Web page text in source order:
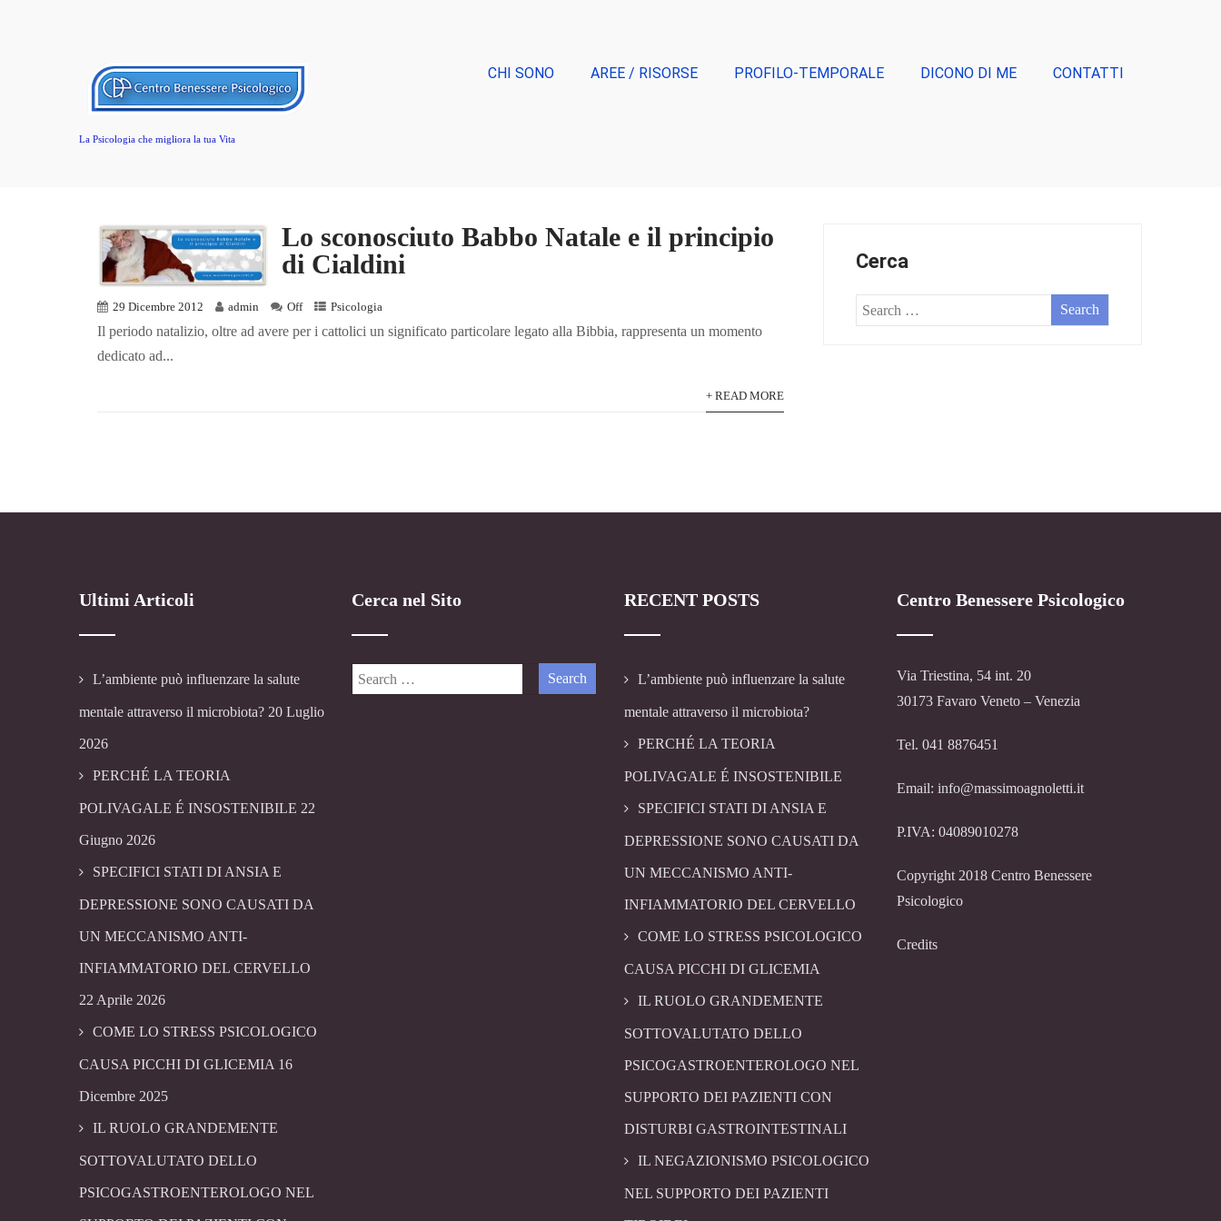
La Psicologia che migliora la tua Vita
CHI SONO AREE / RISORSE PROFILO-TEMPORALE DICONO DI ME CONTATTI
Lo sconosciuto Babbo Natale e il principio
di Cialdini
29 Dicembre 2012 admin Off Psicologia
Il periodo natalizio, oltre ad avere per i cattolici un significato particolare legato alla Bibbia, rappresenta un momento
dedicato ad...
+ READ MORE
Cerca
Ultimi Articoli
L’ambiente può influenzare la salute
mentale attraverso il microbiota? 20 Luglio
2026
PERCHÉ LA TEORIA
POLIVAGALE É INSOSTENIBILE 22
Giugno 2026
SPECIFICI STATI DI ANSIA E
DEPRESSIONE SONO CAUSATI DA
UN MECCANISMO ANTI-
INFIAMMATORIO DEL CERVELLO
22 Aprile 2026
COME LO STRESS PSICOLOGICO
CAUSA PICCHI DI GLICEMIA 16
Dicembre 2025
IL RUOLO GRANDEMENTE
SOTTOVALUTATO DELLO
PSICOGASTROENTEROLOGO NEL
Cerca nel Sito RECENT POSTS
L’ambiente può influenzare la salute
mentale attraverso il microbiota?
PERCHÉ LA TEORIA
POLIVAGALE É INSOSTENIBILE
SPECIFICI STATI DI ANSIA E
DEPRESSIONE SONO CAUSATI DA
UN MECCANISMO ANTI-
INFIAMMATORIO DEL CERVELLO
COME LO STRESS PSICOLOGICO
CAUSA PICCHI DI GLICEMIA
IL RUOLO GRANDEMENTE
SOTTOVALUTATO DELLO
PSICOGASTROENTEROLOGO NEL
SUPPORTO DEI PAZIENTI CON
DISTURBI GASTROINTESTINALI
IL NEGAZIONISMO PSICOLOGICO
NEL SUPPORTO DEI PAZIENTI
Centro Benessere Psicologico
Via Triestina, 54 int. 20
30173 Favaro Veneto – Venezia
Tel. 041 8876451
Email: info@massimoagnoletti.it
P.IVA: 04089010278
Copyright 2018 Centro Benessere
Psicologico
Credits